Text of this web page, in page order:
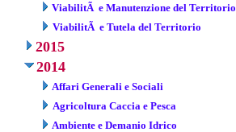
ViabilitÃ e Manutenzione del Territorio
ViabilitÃ e Tutela del Territorio
2015
2014
Affari Generali e Sociali
Agricoltura Caccia e Pesca
Ambiente e Demanio Idrico